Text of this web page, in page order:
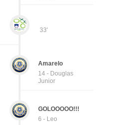
33'
Amarelo
14 - Douglas
Junior
GOLOOOOO!!!
6 - Leo